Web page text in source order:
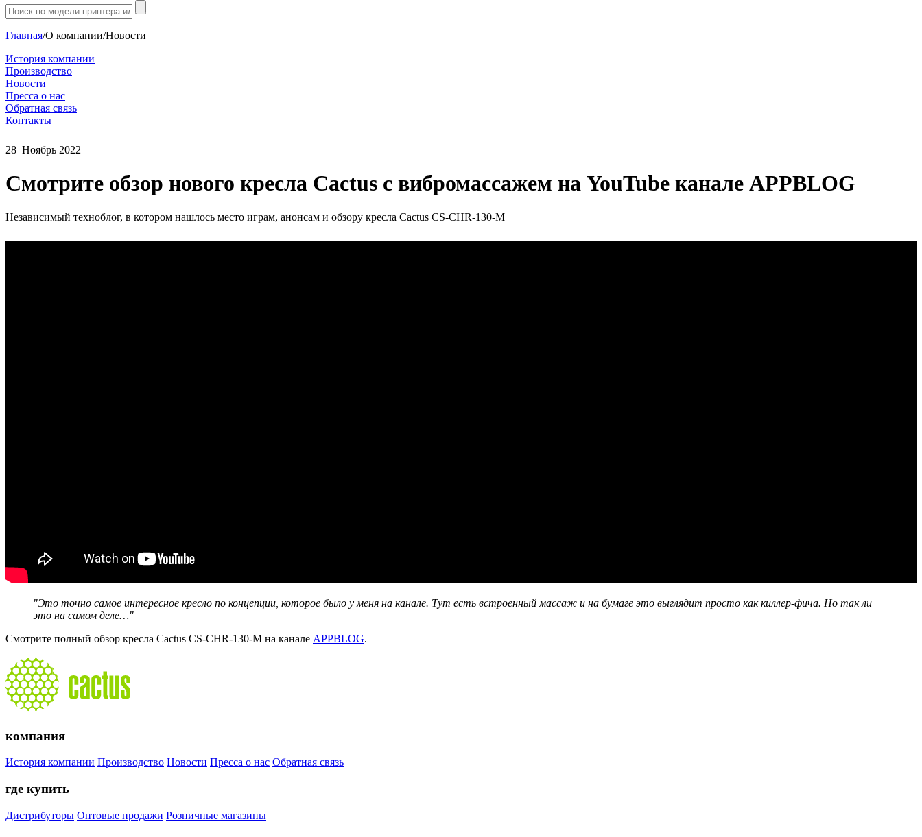
Главная/О компании/Новости
История компании
Производство
Новости
Пресса о нас
Обратная связь
Контакты
28 Ноябрь 2022
Смотрите обзор нового кресла Cactus с вибромассажем на YouTube канале APPBLOG
Независимый техноблог, в котором нашлось место играм, анонсам и обзору кресла Cactus CS-CHR-130-M
"Это точно самое интересное кресло по концепции, которое было у меня на канале. Тут есть встроенный массаж и на бумаге это выглядит просто как киллер-фича. Но так ли
это на самом деле…"
Смотрите полный обзор кресла Cactus CS-CHR-130-M на канале APPBLOG.
компания
История компании Производство Новости Пресса о нас Обратная связь
где купить
Дистрибуторы Оптовые продажи Розничные магазины